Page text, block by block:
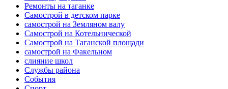
Ремонты на таганке
Самострой в детском парке
самострой на Земляном валу
Самострой на Котельнической
Самострой на Таганской площади
самострой на Факельном
слияние школ
Службы района
События